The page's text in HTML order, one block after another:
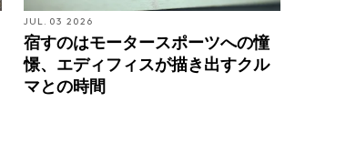
JUL. 03 2026
宿すのはモータースポーツへの憧
憬、エディフィスが描き出すクル
マとの時間